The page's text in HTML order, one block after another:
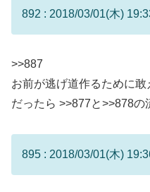
892 : 2018/03/01(木)
>>887
お前が逃げ道作るために
だったら >>877と>>878の
895 : 2018/03/01(木)